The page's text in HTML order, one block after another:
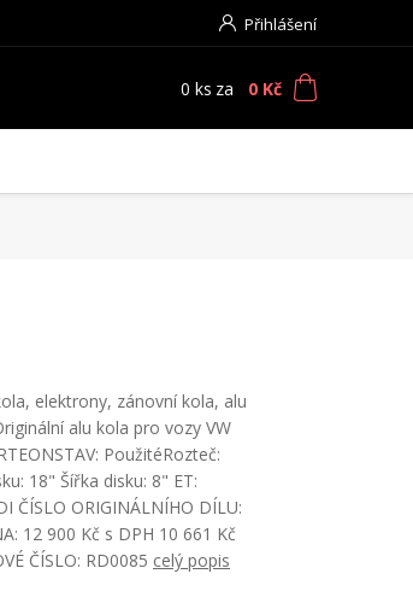
Přihlášení
0 ks za 0 Kč
elektrony, zánovní kola, alu
alu kola pro vozy VW
PoužitéRozteč:
18" Šířka disku: 8" ET:
ČÍSLO ORIGINÁLNÍHO DÍLU:
12 900 Kč s DPH 10 661 Kč
ČÍSLO: RD0085 celý popis